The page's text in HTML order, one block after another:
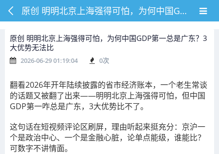
原创 明明北京上海强得可怕，为何中国GDP第一总是广东？3大优势无法比
原创 明明北京上海强得可怕，为何中国GDP第一总是广东？3
大优势无法比
2026-06-29 01:19:04 0次
翻看2026年开年陆续披露的省市经济账本，一个老生常谈
的话题又被翻了出来——明明北京上海强得可怕，但中国
GDP第一咋总是广东，3大优势比不了。
这句话在短视频评论区刷屏，理由听起来挺充分：京沪一
个是政治中心、一个是金融心脏，论单点能级，谁能比？
可数字不讲情面。